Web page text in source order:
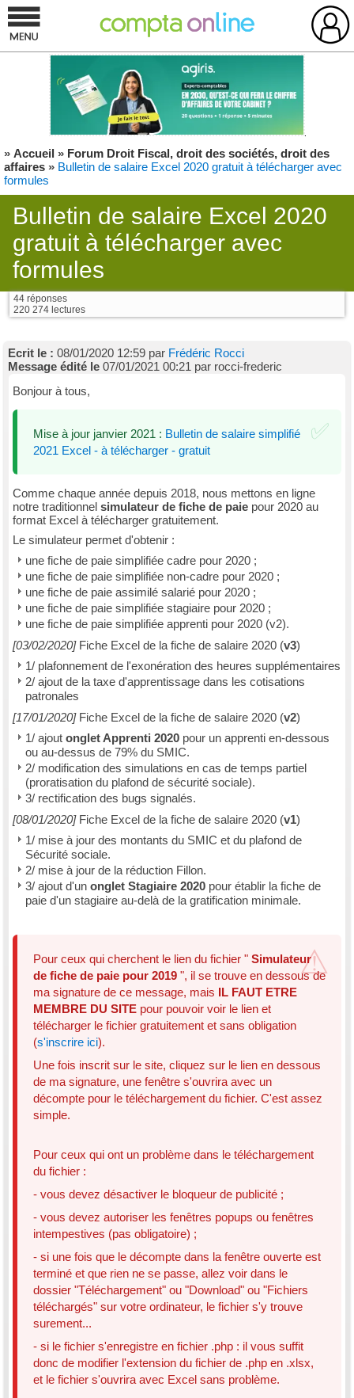
» Accueil » Forum Droit Fiscal, droit des sociétés, droit des
affaires » Bulletin de salaire Excel 2020 gratuit à télécharger avec
formules
Bulletin de salaire Excel 2020
gratuit à télécharger avec
formules
44 réponses
220 274 lectures
Ecrit le : 08/01/2020 12:59 par Frédéric Rocci
Message édité le 07/01/2021 00:21 par rocci-frederic
Bonjour à tous,
Mise à jour janvier 2021 : Bulletin de salaire simplifié
2021 Excel - à télécharger - gratuit
Comme chaque année depuis 2018, nous mettons en ligne
notre traditionnel simulateur de fiche de paie pour 2020 au
format Excel à télécharger gratuitement.
Le simulateur permet d'obtenir :
une fiche de paie simplifiée cadre pour 2020 ;
une fiche de paie simplifiée non-cadre pour 2020 ;
une fiche de paie assimilé salarié pour 2020 ;
une fiche de paie simplifiée stagiaire pour 2020 ;
une fiche de paie simplifiée apprenti pour 2020 (v2).
[03/02/2020]Fiche Excel de la fiche de salaire 2020 (v3)
1/ plafonnement de l'exonération des heures supplémentaires
2/ ajout de la taxe d'apprentissage dans les cotisations
patronales
[17/01/2020]Fiche Excel de la fiche de salaire 2020 (v2)
1/ ajout onglet Apprenti 2020 pour un apprenti en-dessous
ou au-dessus de 79% du SMIC.
2/ modification des simulations en cas de temps partiel
(proratisation du plafond de sécurité sociale).
3/ rectification des bugs signalés.
[08/01/2020]Fiche Excel de la fiche de salaire 2020 (v1)
1/ mise à jour des montants du SMIC et du plafond de
Sécurité sociale.
2/ mise à jour de la réduction Fillon.
3/ ajout d'un onglet Stagiaire 2020 pour établir la fiche de
paie d'un stagiaire au-delà de la gratification minimale.
Pour ceux qui cherchent le lien du fichier " Simulateur
de fiche de paie pour 2019 ", il se trouve en dessous de
ma signature de ce message, mais IL FAUT ETRE
MEMBRE DU SITE pour pouvoir voir le lien et
télécharger le fichier gratuitement et sans obligation
(s'inscrire ici).
Une fois inscrit sur le site, cliquez sur le lien en dessous
de ma signature, une fenêtre s'ouvrira avec un
décompte pour le téléchargement du fichier. C'est assez
simple.
Pour ceux qui ont un problème dans le téléchargement
du fichier :
- vous devez désactiver le bloqueur de publicité ;
- vous devez autoriser les fenêtres popups ou fenêtres
intempestives (pas obligatoire) ;
- si une fois que le décompte dans la fenêtre ouverte est
terminé et que rien ne se passe, allez voir dans le
dossier "Téléchargement" ou "Download" ou "Fichiers
téléchargés" sur votre ordinateur, le fichier s'y trouve
surement...
- si le fichier s'enregistre en fichier .php : il vous suffit
donc de modifier l'extension du fichier de .php en .xlsx,
et le fichier s'ouvrira avec Excel sans problème.